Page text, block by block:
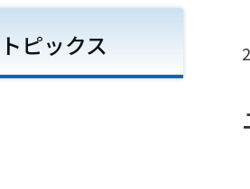
トピックス